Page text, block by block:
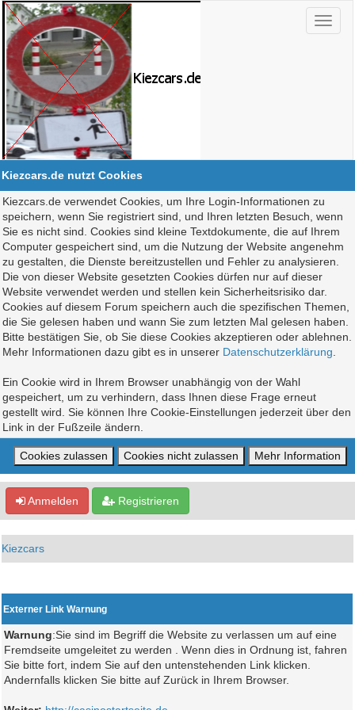
Kiezcars.de nutzt Cookies
Kiezcars.de verwendet Cookies, um Ihre Login-Informationen zu
speichern, wenn Sie registriert sind, und Ihren letzten Besuch, wenn
Sie es nicht sind. Cookies sind kleine Textdokumente, die auf Ihrem
Computer gespeichert sind, um die Nutzung der Website angenehm
zu gestalten, die Dienste bereitzustellen und Fehler zu analysieren.
Die von dieser Website gesetzten Cookies dürfen nur auf dieser
Website verwendet werden und stellen kein Sicherheitsrisiko dar.
Cookies auf diesem Forum speichern auch die spezifischen Themen,
die Sie gelesen haben und wann Sie zum letzten Mal gelesen haben.
Bitte bestätigen Sie, ob Sie diese Cookies akzeptieren oder ablehnen.
Mehr Informationen dazu gibt es in unserer Datenschutzerklärung
Ein Cookie wird in Ihrem Browser unabhängig von der Wahl
gespeichert, um zu verhindern, dass Ihnen diese Frage erneut
gestellt wird. Sie können Ihre Cookie-Einstellungen jederzeit über den
Link in der Fußzeile ändern.
Anmelden Registrieren
Kiezcars
Externer Link Warnung
Warnung:Sie sind im Begriff die Website zu verlassen um auf eine
Fremdseite umgeleitet zu werden . Wenn dies in Ordnung ist, fahren
Sie bitte fort, indem Sie auf den untenstehenden Link klicken.
Andernfalls klicken Sie bitte auf Zurück in Ihrem Browser.